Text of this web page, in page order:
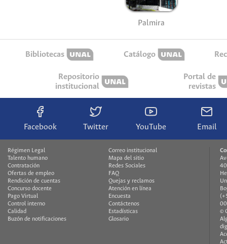
Palmira
Bibliotecas Catálogo
Repositorio
institucional
Portal de
revistas
Facebook Twitter YouTube Email
Régimen Legal
Talento humano
Contratación
Ofertas de empleo
Rendición de cuentas
Concurso docente
Pago Virtual
Control interno
Calidad
Buzón de notificaciones
Correo institucional
Mapa del sitio
Redes Sociales
FAQ
Quejas y reclamos
Atención en línea
Encuesta
Contáctenos
Estadísticas
Glosario
©